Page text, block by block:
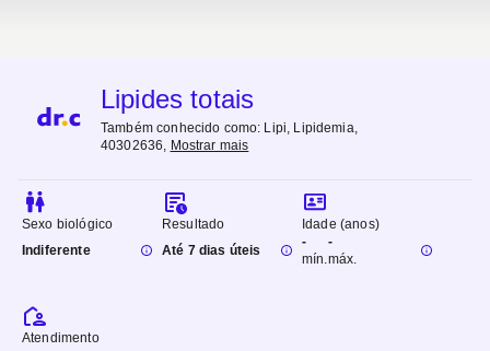
Lipides totais
Também conhecido como: Lipi, Lipidemia,
40302636, Mostrar mais
Sexo biológico
Indiferente
Resultado
Até 7 dias úteis
Idade (anos)
-
mín.
-
máx.
Atendimento